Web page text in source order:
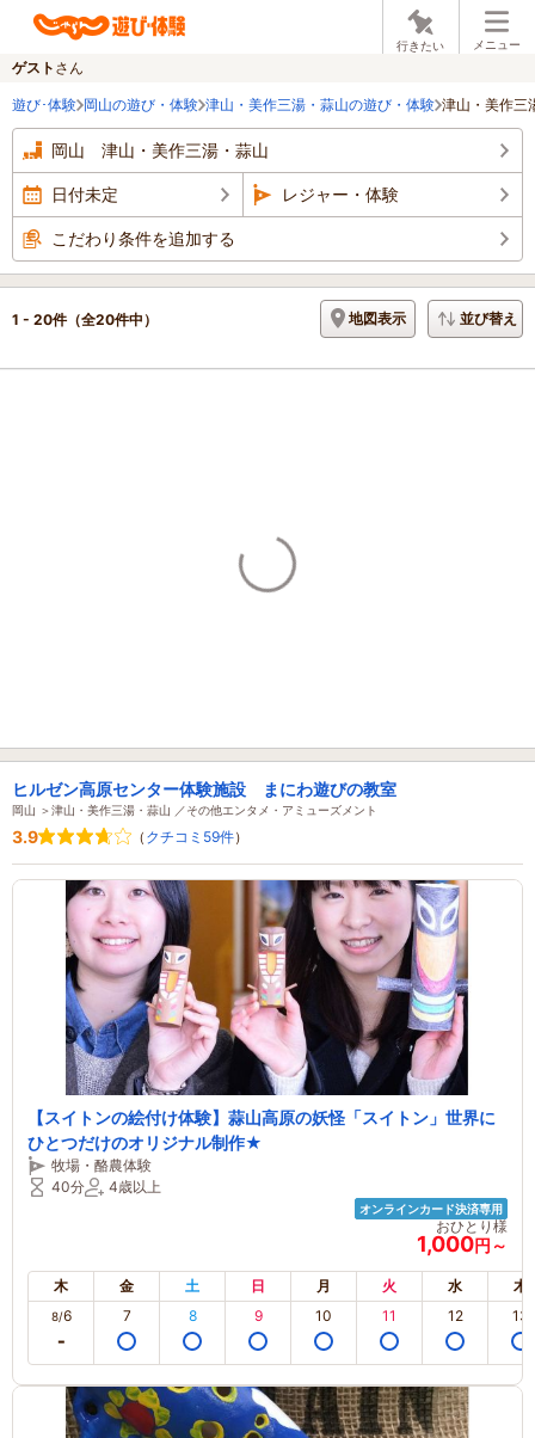
行きたい メニュー
ゲスト さん
遊び･体験 岡山の遊び・体験 津山・美作三湯・蒜山の遊び・体験 津山・美作三
岡山 津山・美作三湯・蒜山
日付未定 レジャー・体験
こだわり条件を追加する
1 - 20件（全20件中） 地図表示 並び替え
ヒルゼン高原センター体験施設 まにわ遊びの教室
岡山 ＞津山・美作三湯・蒜山 ／その他エンタメ・アミューズメント
3.9 （ クチコミ59件）
【スイトンの絵付け体験】蒜山高原の妖怪「スイトン」世界に
ひとつだけのオリジナル制作★
牧場・酪農体験
40分
4歳以上
オンラインカード決済専用
おひとり様
1,000円～
木 金 土 日 月 火 水 木
8/6 7 8 9 10 11 12 13